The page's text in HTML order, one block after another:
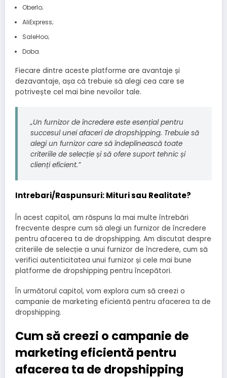
Oberlo;
AliExpress;
SaleHoo;
Doba.
Fiecare dintre aceste platforme are avantaje și
dezavantaje, așa că trebuie să alegi cea care se
potrivește cel mai bine nevoilor tale.
„Un furnizor de încredere este esențial pentru
succesul unei afaceri de dropshipping. Trebuie să
alegi un furnizor care să îndeplinească toate
criteriile de selecție și să ofere suport tehnic și
clienți eficient.”
Intrebari/Raspunsuri: Mituri sau Realitate?
În acest capitol, am răspuns la mai multe întrebări
frecvente despre cum să alegi un furnizor de încredere
pentru afacerea ta de dropshipping. Am discutat despre
criteriile de selecție a unui furnizor de încredere, cum să
verifici autenticitatea unui furnizor și cele mai bune
platforme de dropshipping pentru începători.
În următorul capitol, vom explora cum să creezi o
campanie de marketing eficientă pentru afacerea ta de
dropshipping.
Cum să creezi o campanie de
marketing eficientă pentru
afacerea ta de dropshipping